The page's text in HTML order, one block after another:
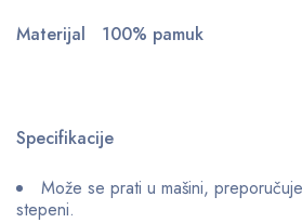
Materijal 100% pamuk
Specifikacije
Može se prati u mašini,
stepeni.